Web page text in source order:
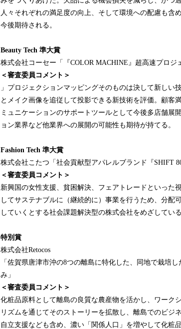
人々それぞれの満足度の向上、そして環境への配慮も含
今後期待される。
Beauty Tech 準大賞
株式会社コーセー「『COLOR MACHINE』超高速プロジ
＜審査委員コメント＞
」プロジェクションマッピングそのものは決して新しい
とメイク画像を追従して投影できる新技術を評価。顧客
ミュニケーションのサポートツールとして今後多店舗展
ョン業界など他業界への展開の可能性も期待が持てる。
Fashion Tech 準大賞
株式会社こたつ「社会貢献型アパレルブランド『SHIFT 80
＜審査委員コメント＞
新興国の女性支援、貧困解決、フェアトレードといった
してサステナブルに（継続的に）事業を行うため、分配
していくとする社会課題解決型の株式会社をめざしてい
特別賞
株式会社Retocos
「佐賀県唐津市沖の8つの離島に特化した、同地で栽培
み」
＜審査委員コメント＞
化粧品原料として離島の良質な農産物を活かし、ワーク
リズムを通じてそのストーリーを拡散し、離島でのビ
自立支援なども含め、濃い「関係人口」を増やして化粧